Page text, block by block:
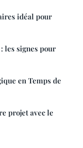
idéal pour
les signes pour
en Temps de
projet avec le